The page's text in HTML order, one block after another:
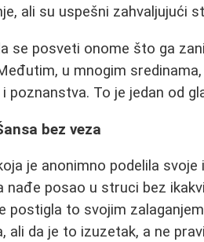
ali su uspešni zahvaljujući
se posveti onome što ga
u mnogim
poznanstva. To je jedan od
bez veza
je anonimno podelila
nađe posao u struci bez
postigla to svojim
ali da je to izuzetak, a ne